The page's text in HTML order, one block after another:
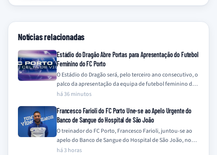
Notícias relacionadas
Estádio do Dragão Abre Portas para Apresentação do Futebol
Feminino do FC Porto
O Estádio do Dragão será, pelo terceiro ano consecutivo, o
palco da apresentação da equipa de futebol feminino do
FC Porto, num…
há 36 minutos
Francesco Farioli do FC Porto Une-se ao Apelo Urgente do
Banco de Sangue do Hospital de São João
O treinador do FC Porto, Francesco Farioli, juntou-se ao
apelo do Banco de Sangue do Hospital de São João, no
Porto, para…
há 3 horas